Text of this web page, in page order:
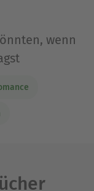
wenn